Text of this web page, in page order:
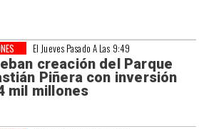
El Jueves Pasado A Las 9:49
creación del Parque
Piñera con inversión
mil millones